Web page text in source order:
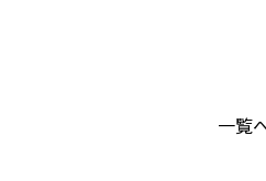
一覧